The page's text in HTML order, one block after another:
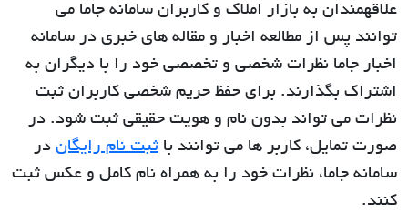
علاقهمندان به بازار املاک و کاربران سامانه جاما می
توانند پس از مطالعه اخبار و مقاله های خبری در سامانه
اخبار جاما نظرات شخصی و تخصصی خود را با دیگران به
اشتراک بگذارند. برای حفظ حریم شخصی کاربران ثبت
نظرات می تواند بدون نام و هویت حقیقی ثبت شود. در
صورت تمایل، کاربر ها می توانند با ثبت نام رایگان در
سامانه جاما، نظرات خود را به همراه نام کامل و عکس ثبت
کنند.